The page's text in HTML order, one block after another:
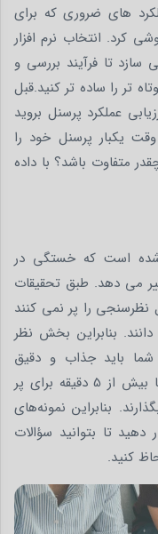
های ضروری که برای
کرد. انتخاب نرم افزار
تا فرآیند بررسی و
تر را ساده تر کنید.قبل
عملکرد پرسنل بروید
یکبار پرسنل خود را
متفاوت باشد؟ با داده
است که خستگی در
می دهد. طبق تحقیقات
کل نظرسنجی را پر نمی کنند
بنابراین بخش نظر
شما باید جذاب و دقیق
باشد. قطعا شما نمی خواهید کارکنان شما بیش از 5 دقیقه برای پر
بنابراین نمونه‌های
دهید تا بتوانید سؤالات
کنید.